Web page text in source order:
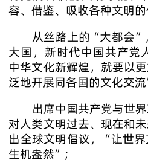
容、借鉴、吸收各种文明
从丝路上的“大都会”
大国，新时代中国共产
中华文化新辉煌，就要以
泛地开展同各国的文化交流
出席中国共产党与世
对人类文明过去、现在和
出全球文明倡议，“让世界
生机盎然”；